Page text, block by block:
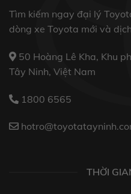
Tìm kiếm ngay đại lý
dòng xe Toyota mới và
50 Hoàng Lê Kha, Khu
Tây Ninh, Việt Nam
1800 6565
THỜI